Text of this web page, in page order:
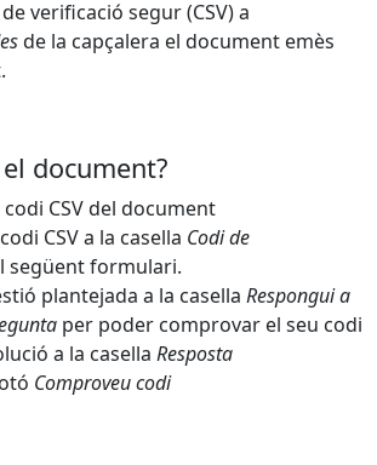
verificació segur (CSV) a
de la capçalera el document emès
document?
CSV del document
CSV a la casella Codi de
següent formulari.
plantejada a la casella Respongui a
per poder comprovar el seu codi
a la casella Resposta
Comproveu codi